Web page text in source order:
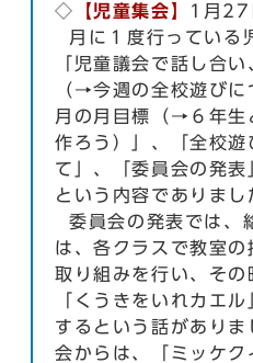
◇ 【児童集会】
1月27
月に１度行っている
「児童議会で話し合
（→今週の全校遊びに
月の月目標（→６年生
作ろう）」、「全校遊
て」、「委員会の発表
という内容でありまし
委員会の発表では、
は、各クラスで教室
取り組みを行い、その
「くうきをいれカエ
するという話があり
会からは、「ミッケ